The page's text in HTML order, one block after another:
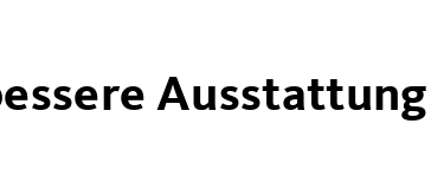
Ausstattung